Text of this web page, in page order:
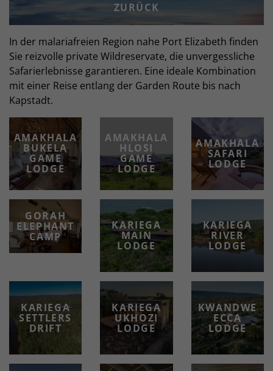
ZURÜCK
In der malariafreien Region nahe Port Elizabeth finden
Sie reizvolle private Wildreservate, die unvergessliche
Safarierlebnisse garantieren. Eine ideale Kombination
mit einer Reise entlang der Garden Route bis nach
Kapstadt.
AMAKHALA
BUKELA
GAME
LODGE
AMAKHALA
HLOSI
GAME
LODGE
AMAKHALA
SAFARI
LODGE
GORAH
ELEPHANT
CAMP
KARIEGA
MAIN
LODGE
KARIEGA
RIVER
LODGE
KARIEGA
SETTLERS
DRIFT
KARIEGA
UKHOZI
LODGE
KWANDWE
ECCA
LODGE